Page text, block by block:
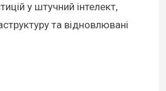
у штучний інтелект,
та відновлювані